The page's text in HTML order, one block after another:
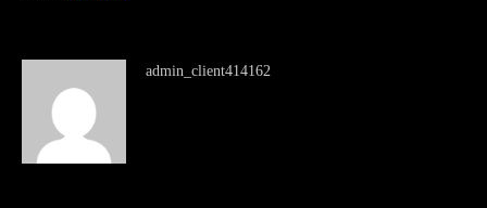
admin_client414162